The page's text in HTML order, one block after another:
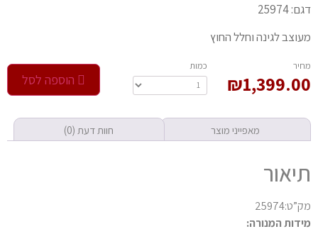
25974
לגינה וחלל החוץ
₪
‫כמות‬
הוספה לסל
מאפייני מוצר חוות דעת (0)
המנורה: